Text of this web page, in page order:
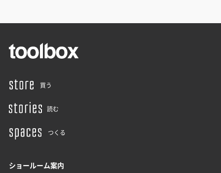
買う
読む
つくる
ショールーム案内